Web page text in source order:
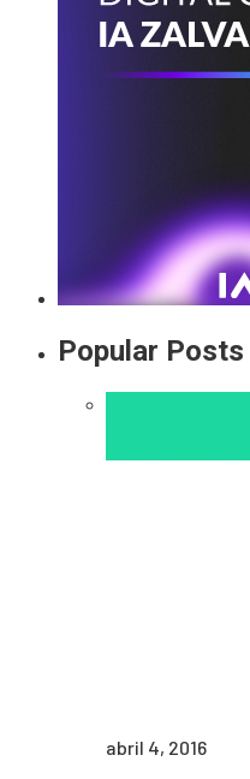
Popular Posts
abril 4, 2016